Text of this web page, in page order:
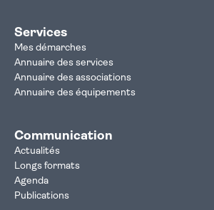
Services
Mes démarches
Annuaire des services
Annuaire des associations
Annuaire des équipements
Communication
Actualités
Longs formats
Agenda
Publications